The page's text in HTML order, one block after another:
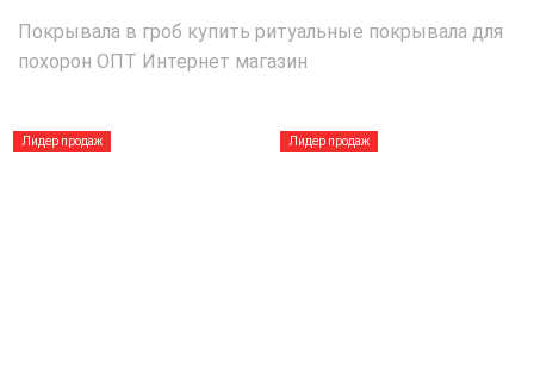
Покрывала в гроб купить ритуальные покрывала для
похорон ОПТ Интернет магазин
Лидер продаж Лидер продаж